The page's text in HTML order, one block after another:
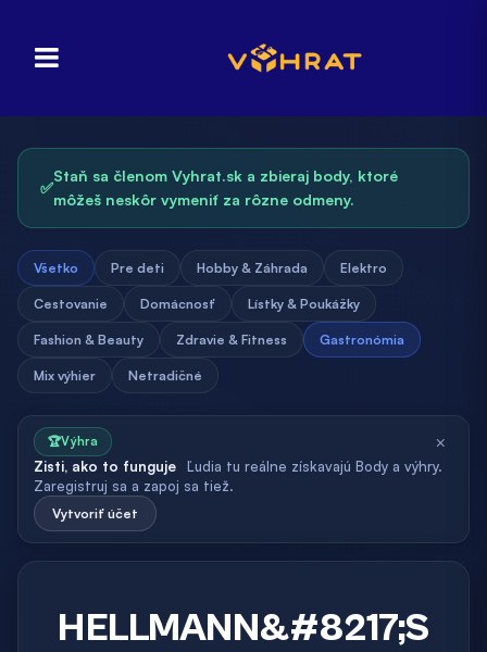
✅
Staň sa členom Vyhrat.sk a zbieraj body, ktoré
môžeš neskôr vymeniť za rôzne odmeny.
Všetko Pre deti Hobby & Záhrada Elektro
Cestovanie Domácnosť Lístky & Poukážky
Fashion & Beauty Zdravie & Fitness Gastronómia
Mix výhier Netradičné
🏆Výhra
Zisti, ako to funguje
Ľudia tu reálne získavajú Body a výhry.
Zaregistruj sa a zapoj sa tiež.
Vytvoriť účet
×
HELLMANN&#8217;S